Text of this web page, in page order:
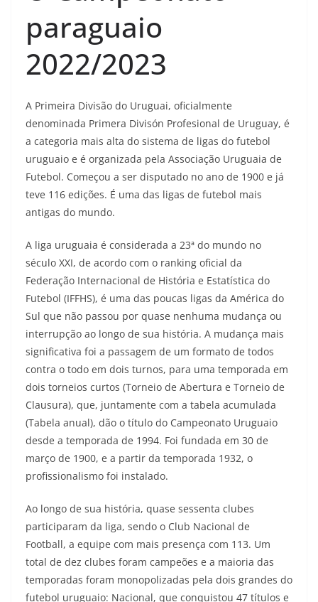
paraguaio
2022/2023
A Primeira Divisão do Uruguai, oficialmente
denominada Primera Divisón Profesional de Uruguay, é
a categoria mais alta do sistema de ligas do futebol
uruguaio e é organizada pela Associação Uruguaia de
Futebol. Começou a ser disputado no ano de 1900 e já
teve 116 edições. É uma das ligas de futebol mais
antigas do mundo.
A liga uruguaia é considerada a 23ª do mundo no
século XXI, de acordo com o ranking oficial da
Federação Internacional de História e Estatística do
Futebol (IFFHS), é uma das poucas ligas da América do
Sul que não passou por quase nenhuma mudança ou
interrupção ao longo de sua história. A mudança mais
significativa foi a passagem de um formato de todos
contra o todo em dois turnos, para uma temporada em
dois torneios curtos (Torneio de Abertura e Torneio de
Clausura), que, juntamente com a tabela acumulada
(Tabela anual), dão o título do Campeonato Uruguaio
desde a temporada de 1994. Foi fundada em 30 de
março de 1900, e a partir da temporada 1932, o
profissionalismo foi instalado.
Ao longo de sua história, quase sessenta clubes
participaram da liga, sendo o Club Nacional de
Football, a equipe com mais presença com 113. Um
total de dez clubes foram campeões e a maioria das
temporadas foram monopolizadas pela dois grandes do
futebol uruguaio: Nacional, que conquistou 47 títulos e